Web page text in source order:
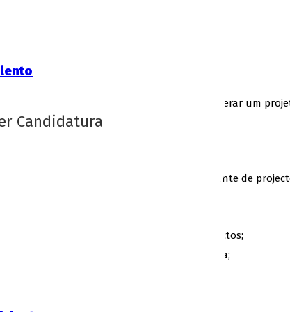
Candidatura
das competências e conhecimentos para liderar um
e ferramentas necessárias à gestão corrente de
de apoio ao planeamento de projectos;
de forma sistematizada e metodológica;
em ambiente de projecto;
projectos.